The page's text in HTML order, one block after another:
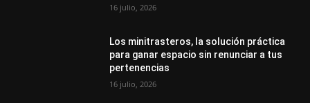
16 julio, 2026
Los minitrasteros, la solución práctica
para ganar espacio sin renunciar a tus
pertenencias
16 julio, 2026